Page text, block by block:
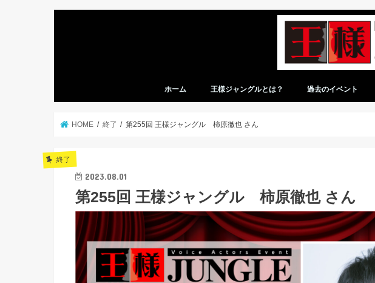
ホーム 王様ジャングルとは？ 過去のイベント
HOME 終了 第255回 王様ジャングル 柿原徹也 さん
終了
2023.08.01
第255回 王様ジャングル 柿原徹也 さん